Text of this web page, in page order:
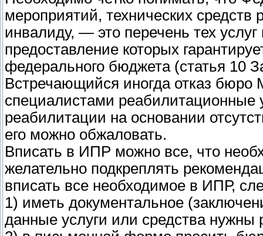
мероприятий, технических
инвалиду, — это перечень тех
предоставление которых
федерального бюджета (статья 10
Встречающийся иногда отказ
специалистами реабилитационные
реабилитации на основании
его можно обжаловать.
Вписать в ИПР можно все, что
желательно подкреплять
вписать все необходимое в ИПР,
1) иметь документальное
данные услуги или средства нужны